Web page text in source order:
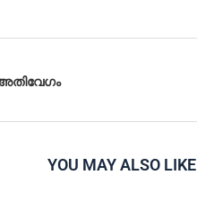
YOU MAY ALSO LIKE